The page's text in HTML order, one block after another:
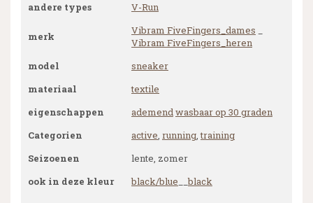
andere types V-Run
merk Vibram FiveFingers_dames
Vibram FiveFingers_heren
model
sneaker
materiaal
textile
eigenschappen
ademendwasbaar op 30 graden
Categorien
active, running,training
Seizoenen
lente, zomer
ook in deze kleur
black/blue __black